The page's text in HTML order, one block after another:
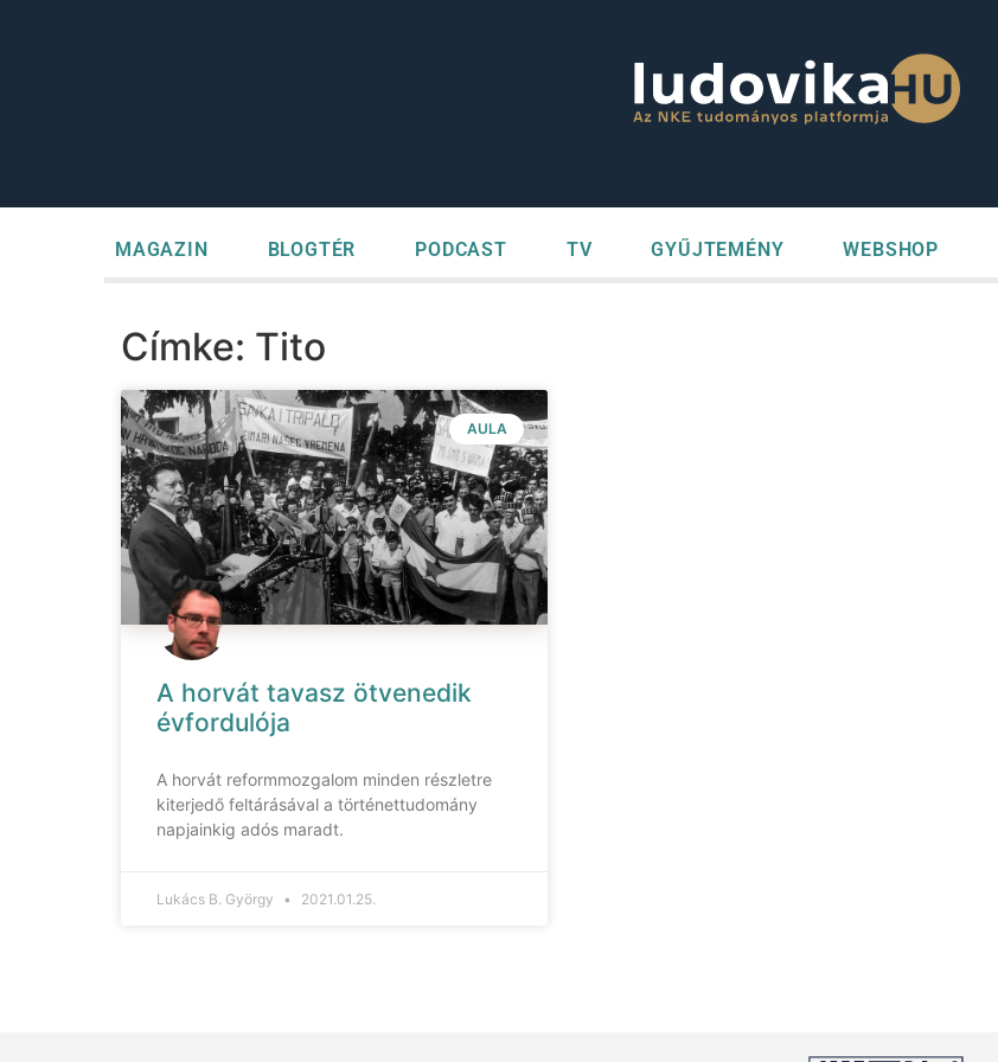
MAGAZIN BLOGTÉR PODCAST TV GYŰJTEMÉNY WEBSHOP
Címke: Tito
AULA
A horvát tavasz ötvenedik
évfordulója
A horvát reformmozgalom minden részletre
kiterjedő feltárásával a történettudomány
napjainkig adós maradt.
Lukács B. György 2021.01.25.